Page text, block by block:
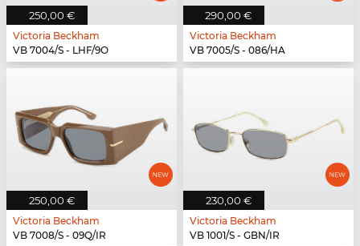
250,00 €
Victoria Beckham
VB 7004/S - LHF/9O
290,00 €
Victoria Beckham
VB 7005/S - 086/HA
250,00 €
Victoria Beckham
VB 7008/S - 09Q/IR
230,00 €
Victoria Beckham
VB 1001/S - GBN/IR